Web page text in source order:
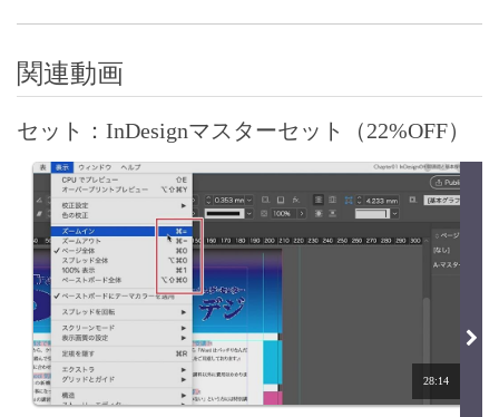
関連動画
セット：InDesignマスターセット（22%OFF）
28:14